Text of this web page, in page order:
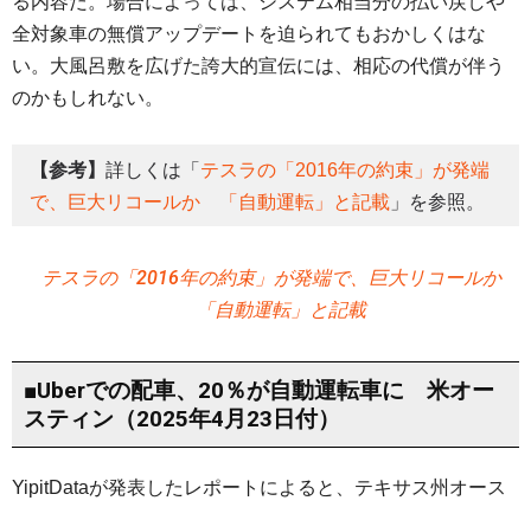
全対象車の無償アップデートを迫られてもおかしくはな
い。大風呂敷を広げた誇大的宣伝には、相応の代償が伴う
のかもしれない。
【参考】 詳しくは「 テスラの「2016年の約束」が発端
で、巨大リコールか 「自動運転」と記載 」を参照。
テスラの「2016年の約束」が発端で、巨大リコールか
「自動運転」と記載
■Uberでの配車、20％が自動運転車に 米オー
スティン（2025年4月23日付）
YipitDataが発表したレポートによると、テキサス州オース